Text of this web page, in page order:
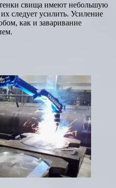
свища имеют небольшую
следует усилить. Усиление
как и заваривание